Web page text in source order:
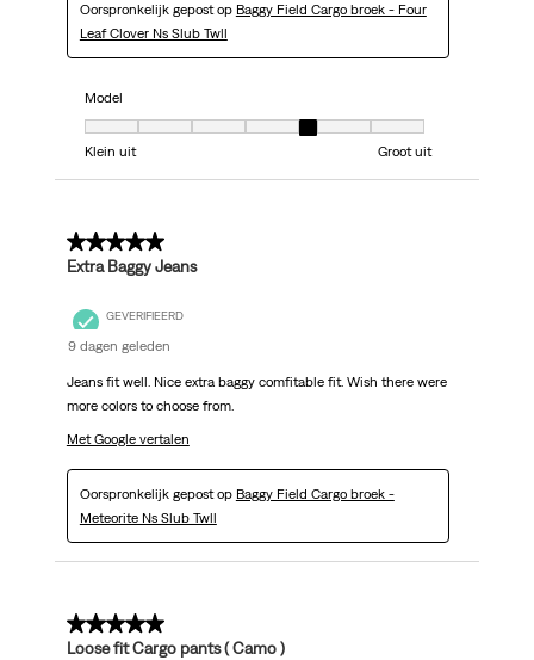
Oorspronkelijk gepost op Baggy Field Cargo broek - Four
Leaf Clover Ns Slub Twll
Model
Model, 5 van 7, waarbij 1 gelijk is aan Klein uit en 7 gelijk is aan Groot uit
Klein uit
Groot uit
5 van 5 sterren.
Extra Baggy Jeans
GEVERIFIEERD
9 dagen geleden
Jeans fit well. Nice extra baggy comfitable fit. Wish there were
more colors to choose from.
Met Google vertalen
Oorspronkelijk gepost op Baggy Field Cargo broek -
Meteorite Ns Slub Twll
5 van 5 sterren.
Loose fit Cargo pants ( Camo )